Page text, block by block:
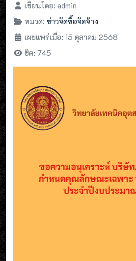
เขียนโดย: admin
หมวด: ข่าวจัดซื้อจัดจ้าง
เผยแพร่เมื่อ: 15 ตุลาคม 2568
ฮิต: 745